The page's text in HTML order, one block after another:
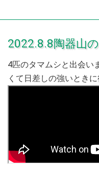
2022.8.8陶器山
4匹のタマムシと出会い
くて日差しの強いとき